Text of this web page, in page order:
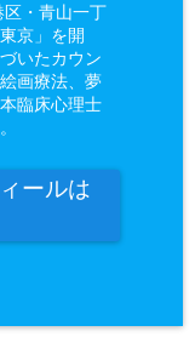
・青山一丁
京」を開
いたカウン
画療法、夢
臨床心理士
ールは